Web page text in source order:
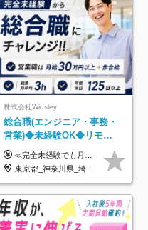
株式会社Widsley
総合職(エンジニア・事務・
営業)◆未経験OK◆リモー
トあり◆残業月3h◆服装髪
型自由
≪完全未経験でも月給40万円以上も可能です！≫ -------------- 【1】ITエンジニア 月給26万円～50万円＋プロジェクト手当＋資格手当 【2】IT事務、営業事務 月給26万円～50万円＋プロジェクト手当＋資格手当 ≪【1】【2】共通≫ ★上記給与には固定残業代20時間分(月3万719円～)を含みます。残業が超過した場合は、追加支給します(残業は月平均3時間とほぼ発生しません。残業がなくても、固定残業代は支給されます) ★試用期間6ヵ月あり（期間中は月給23万1000円～。固定残業代20時間分3万719円～を含む／超過分は別途支給） -------------- 【3】SES営業、SaaS営業 月給30万円以上＋インセンティブ＋各種手当 ★上記給与には固定残業代45時間分(月7万6967円～)を含みます。残業が超過した場合は、追加支給します(残業は月平均3時間とほぼ発生しません。残業がなくても、固定残業代は支給されます) ★試用期間6ヵ月あり(期間中も給与や福利厚生は同じです)
東京都_神奈川県_埼玉県_千葉県_大阪府_愛知県_北海道_青森県_岩手県_宮城県_秋田県_山形県_福島県_茨城県_栃木県_群馬県_新潟県_山梨県_長野県_富山県_石川県_福井県_静岡県_岐阜県_三重県_兵庫県_京都府_滋賀県_奈良県_和歌山県_広島県_岡山県_鳥取県_島根県_山口県_徳島県_香川県_愛媛県_高知県_福岡県_熊本県_佐賀県_長崎県_大分県_宮崎県_鹿児島県_沖縄県